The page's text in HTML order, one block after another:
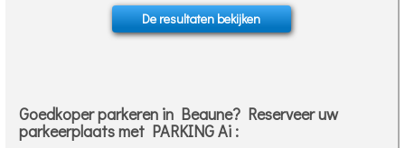
Goedkoper parkeren in Beaune? Reserveer uw
parkeerplaats met PARKING Ai :